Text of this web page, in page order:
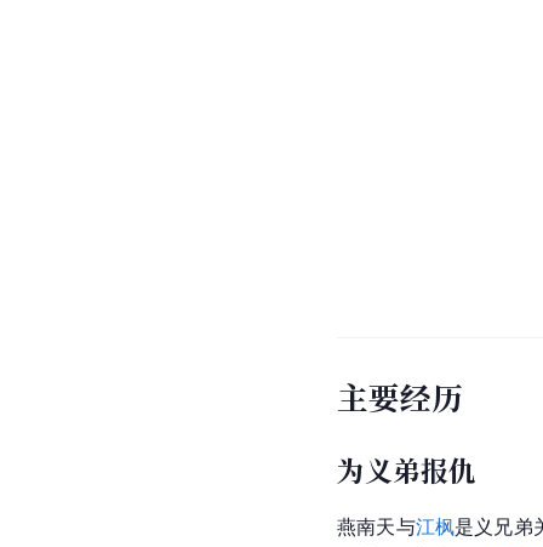
主要经历
为义弟报仇
燕南天与江枫是义兄弟